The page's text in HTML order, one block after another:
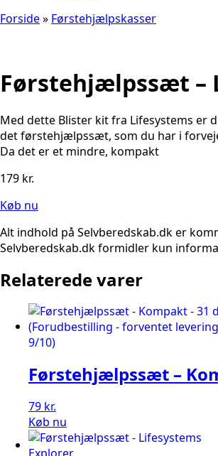
Forside» Førstehjælpskasser
Førstehjælpssæt –
Med dette Blister kit fra Lifesystems er
det førstehjælpssæt, som du har i
Da det er et mindre, kompakt
179 kr.
Køb nu
Alt indhold på Selvberedskab.dk er
Selvberedskab.dk formidler kun
Relaterede varer
Førstehjælpssæt –
79 kr.
Køb nu